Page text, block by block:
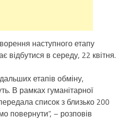
наступного етапу
відбутися в середу, 22 квітня.
етапів обміну,
В рамках гуманітарної
список з близько 200
повернути”, – розповів